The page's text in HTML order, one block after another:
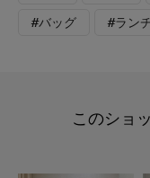
#バッグ #ラン
このショ